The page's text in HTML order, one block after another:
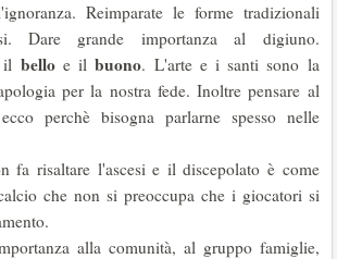
Reimparate le forme tradizionali
Dare grande importanza al digiuno.
il bello e il buono. L'arte e i santi sono la
per la nostra fede. Inoltre pensare al
perchè bisogna parlarne spesso nelle
fa risaltare l'ascesi e il discepolato è come
che non si preoccupa che i giocatori si
alla comunità, al gruppo famiglie,